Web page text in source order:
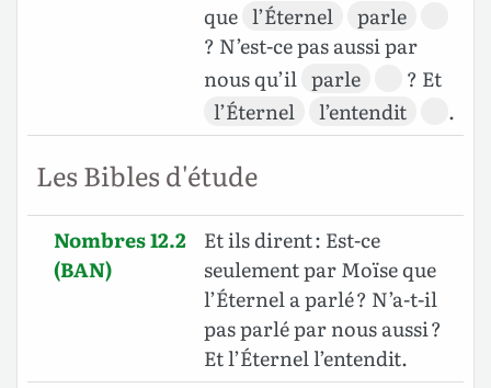
que l’Éternel
parle
? N’est-ce pas aussi par
nous qu’il parle
? Et
l’Éternel
l’entendit .
Les Bibles d'étude
Nombres 12.2
(BAN)
Et ils dirent : Est-ce
seulement par Moïse que
l’Éternel a parlé ? N’a-t-il
pas parlé par nous aussi ?
Et l’Éternel l’entendit.